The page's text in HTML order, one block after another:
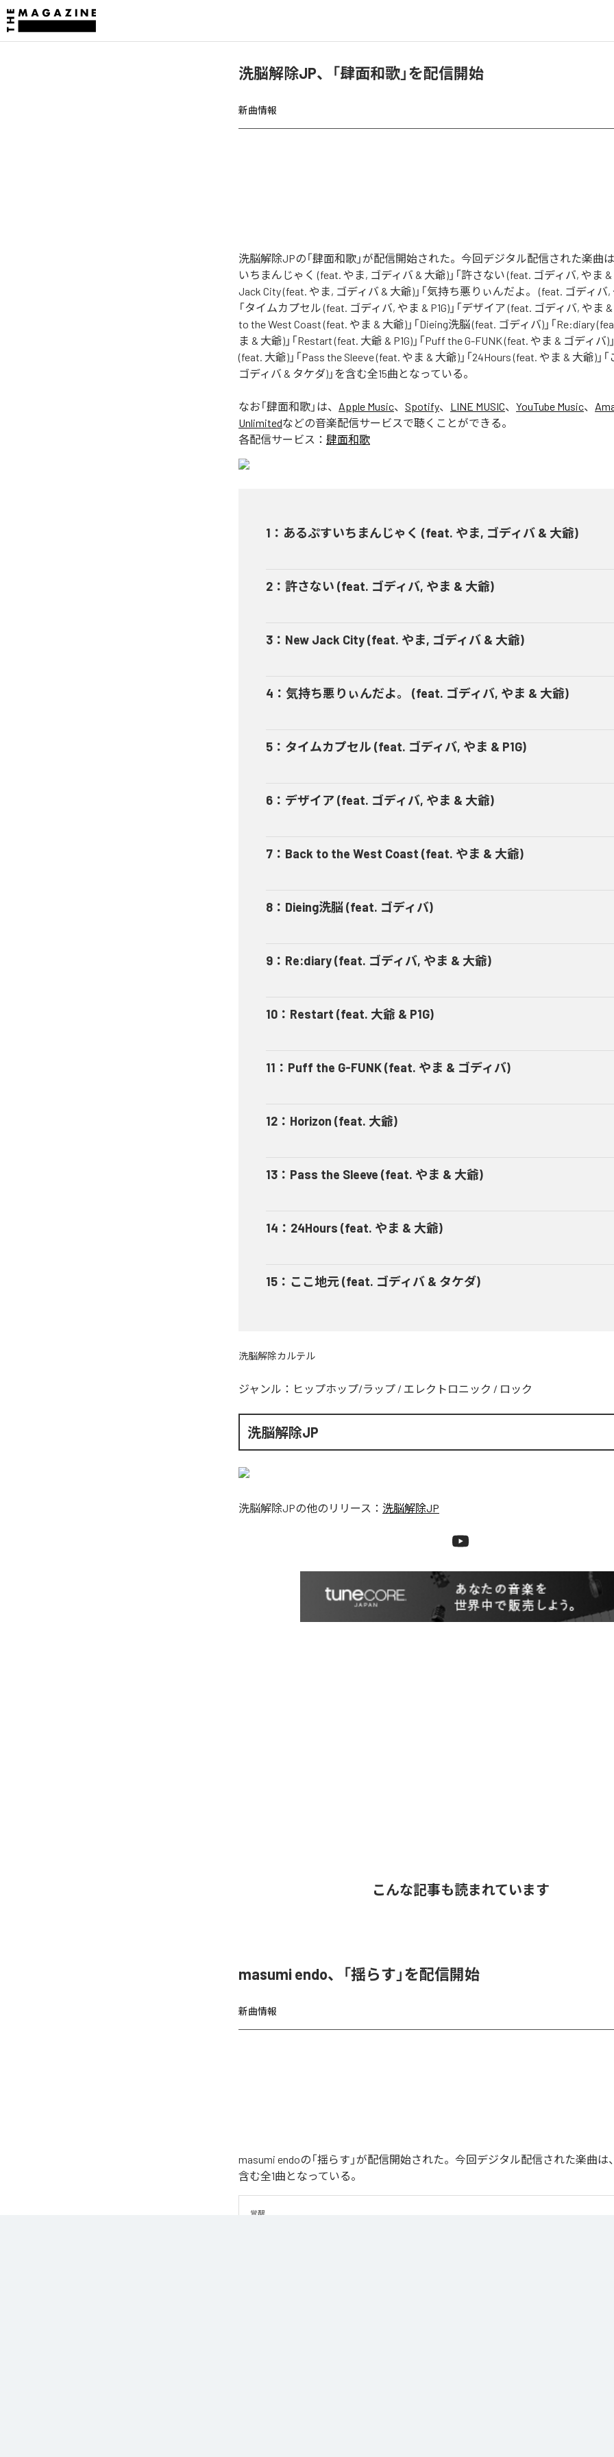
洗脳解除JP、「肆面和歌」を配信開始
新曲情報
洗脳解除JPの「肆面和歌」が配信開始された。今回デジタル配信された楽曲
いちまんじゃく (feat. やま, ゴディバ & 大爺)」「許さない (feat. ゴディバ, やま &
Jack City (feat. やま, ゴディバ & 大爺)」「気持ち悪りぃんだよ。 (feat. ゴディバ,
「タイムカプセル (feat. ゴディバ, やま & P1G)」「デザイア (feat. ゴディバ, やま &
to the West Coast (feat. やま & 大爺)」「Dieing洗脳 (feat. ゴディバ)」「Re:diary
ま & 大爺)」「Restart (feat. 大爺 & P1G)」「Puff the G-FUNK (feat. やま & ゴディバ)
(feat. 大爺)」「Pass the Sleeve (feat. やま & 大爺)」「24Hours (feat. やま & 大爺)」
ゴディバ & タケダ)」を含む全15曲となっている。
なお「肆面和歌 」は、 Apple Music、 Spotify、 LINE MUSIC、 YouTube Music、
Unlimitedなどの音楽配信サービスで聴くことができる。
各配信サービス： 肆面和歌
1 ： あるぷすいちまんじゃく (feat. やま, ゴディバ & 大爺)
2 ： 許さない (feat. ゴディバ, やま & 大爺)
3 ： New Jack City (feat. やま, ゴディバ & 大爺)
4 ： 気持ち悪りぃんだよ。 (feat. ゴディバ, やま & 大爺)
5 ： タイムカプセル (feat. ゴディバ, やま & P1G)
6 ： デザイア (feat. ゴディバ, やま & 大爺)
7 ： Back to the West Coast (feat. やま & 大爺)
8 ： Dieing洗脳 (feat. ゴディバ)
9 ： Re:diary (feat. ゴディバ, やま & 大爺)
10 ： Restart (feat. 大爺 & P1G)
11 ： Puff the G-FUNK (feat. やま & ゴディバ)
12 ： Horizon (feat. 大爺)
13 ： Pass the Sleeve (feat. やま & 大爺)
14 ： 24Hours (feat. やま & 大爺)
15 ： ここ地元 (feat. ゴディバ & タケダ)
洗脳解除カルテル
ジャンル： ヒップホップ/ラップ / エレクトロニック / ロック
洗脳解除JP
洗脳解除JPの他のリリース： 洗脳解除JP
こんな記事も読まれています
masumi endo、「揺らす」を配信開始
新曲情報
masumi endoの「揺らす」が配信開始された。今回デジタル配信された楽曲は
含む全1曲となっている。
覚醒